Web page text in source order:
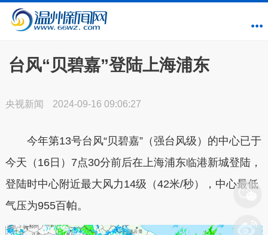
台风“贝碧嘉”登陆上海浦东
央视新闻 2024-09-16 09:06:27
今年第13号台风“贝碧嘉”（强台风级）的中心已于
今天（16日）7点30分前后在上海浦东临港新城登陆，
登陆时中心附近最大风力14级（42米/秒），中心最低
气压为955百帕。